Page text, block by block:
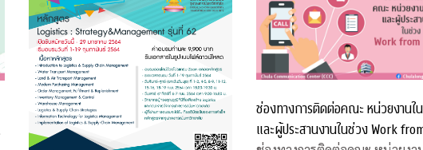
ช่องทางการติดต่อคณะ หน่วยงานใ
และผู้ประสานงานในช่วง Work